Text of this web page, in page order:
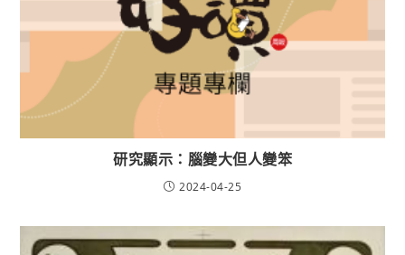
研究顯示：腦變大但人變笨
2024-04-25